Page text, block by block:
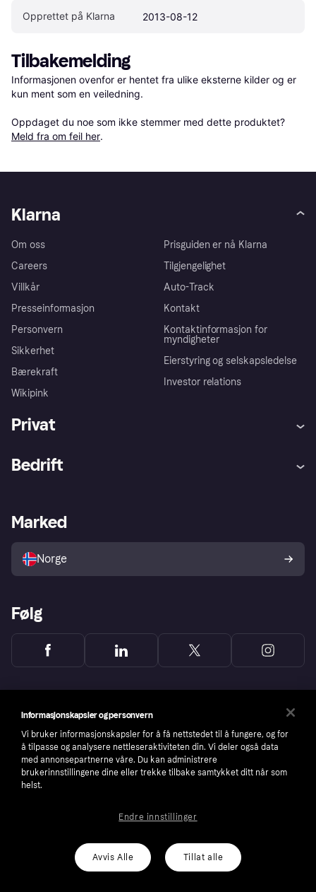
Opprettet på Klarna 2013-08-12
Tilbakemelding
Informasjonen ovenfor er hentet fra ulike eksterne kilder og er
kun ment som en veiledning.
Oppdaget du noe som ikke stemmer med dette produktet?
Meld fra om feil her.
Klarna
Om oss
Careers
Villkår
Presseinformasjon
Personvern
Sikkerhet
Bærekraft
Wikipink
Prisguiden er nå Klarna
Tilgjengelighet
Auto-Track
Kontakt
Kontaktinformasjon for
myndigheter
Eierstyring og selskapsledelse
Investor relations
Privat
Utforsk butikker
Bedrift
Merchant portal
Marked
Norge
Følg
number: 556737-0431
Cookies Klarna.com
Informasjonskapsler og personvern
Vi bruker informasjonskapsler for å få nettstedet til å fungere, og for
å tilpasse og analysere nettleseraktiviteten din. Vi deler også data
med annonsepartnerne våre. Du kan administrere
brukerinnstillingene dine eller trekke tilbake samtykket ditt når som
helst.
Avvis Alle Tillat alle
Endre innstillinger